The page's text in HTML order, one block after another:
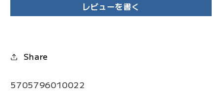
レビューを書く
Share
5705796010022